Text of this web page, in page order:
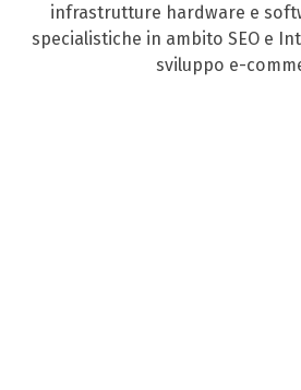
infrastrutture hardware e
specialistiche in ambito SEO e
sviluppo e-